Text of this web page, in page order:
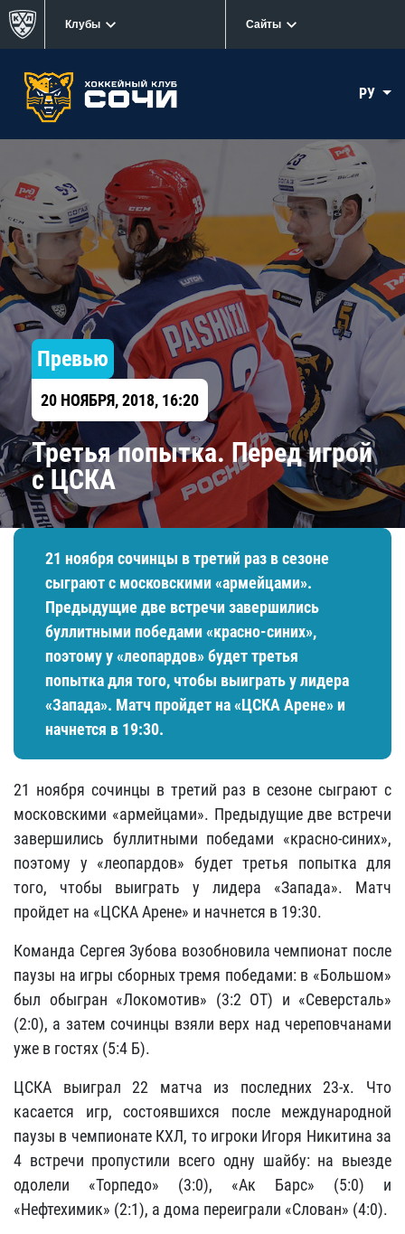
Клубы Сайты
РУ
Превью
20 НОЯБРЯ, 2018, 16:20
Третья попытка. Перед игрой
с ЦСКА
21 ноября сочинцы в третий раз в сезоне
сыграют с московскими «армейцами».
Предыдущие две встречи завершились
буллитными победами «красно-синих»,
поэтому у «леопардов» будет третья
попытка для того, чтобы выиграть у лидера
«Запада». Матч пройдет на «ЦСКА Арене» и
начнется в 19:30.
21 ноября сочинцы в третий раз в сезоне сыграют с
московскими «армейцами». Предыдущие две встречи
завершились буллитными победами «красно-синих»,
поэтому у «леопардов» будет третья попытка для
того, чтобы выиграть у лидера «Запада». Матч
пройдет на «ЦСКА Арене» и начнется в 19:30.
Команда Сергея Зубова возобновила чемпионат после
паузы на игры сборных тремя победами: в «Большом»
был обыгран «Локомотив» (3:2 ОТ) и «Северсталь»
(2:0), а затем сочинцы взяли верх над череповчанами
уже в гостях (5:4 Б).
ЦСКА выиграл 22 матча из последних 23-х. Что
касается игр, состоявшихся после международной
паузы в чемпионате КХЛ, то игроки Игоря Никитина за
4 встречи пропустили всего одну шайбу: на выезде
одолели «Торпедо» (3:0), «Ак Барс» (5:0) и
«Нефтехимик» (2:1), а дома переиграли «Слован» (4:0).